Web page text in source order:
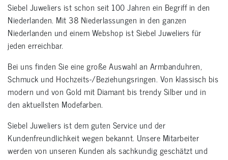
Siebel Juweliers ist schon seit 100 Jahren ein Begriff in den
Niederlanden. Mit 38 Niederlassungen in den ganzen
Niederlanden und einem Webshop ist Siebel Juweliers für
jeden erreichbar.
Bei uns finden Sie eine große Auswahl an Armbanduhren,
Schmuck und Hochzeits-/Beziehungsringen. Von klassisch bis
modern und von Gold mit Diamant bis trendy Silber und in
den aktuellsten Modefarben.
Siebel Juweliers ist dem guten Service und der
Kundenfreundlichkeit wegen bekannt. Unsere Mitarbeiter
werden von unseren Kunden als sachkundig geschätzt und